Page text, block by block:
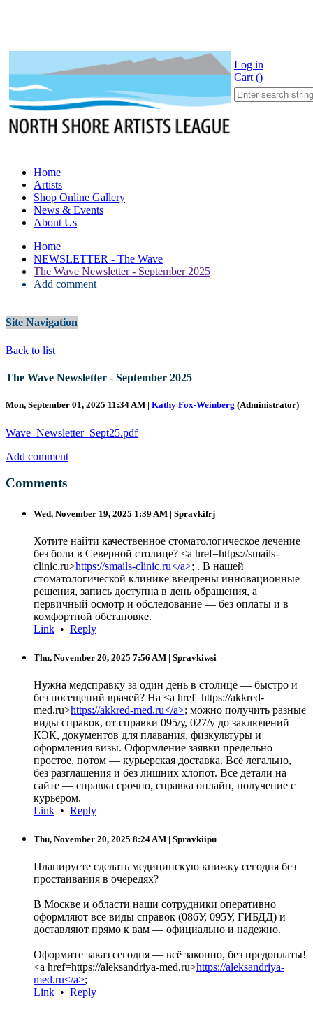
Log in
Cart ()
Home
Artists
Shop Online Gallery
News & Events
About Us
Home
NEWSLETTER - The Wave
The Wave Newsletter - September 2025
Add comment
Site Navigation
Back to list
The Wave Newsletter - September 2025
Mon, September 01, 2025 11:34 AM | Kathy Fox-Weinberg (Administrator)
Wave_Newsletter_Sept25.pdf
Add comment
Comments
Wed, November 19, 2025 1:39 AM | Spravkifrj
Хотите найти качественное стоматологическое лечение
без боли в Северной столице? <a href=https://smails-
clinic.ru>https://smails-clinic.ru</a>; . В нашей
стоматологической клинике внедрены инновационные
решения, запись доступна в день обращения, а
первичный осмотр и обследование — без оплаты и в
комфортной обстановке.
Link • Reply
Thu, November 20, 2025 7:56 AM | Spravkiwsi
Нужна медсправку за один день в столице — быстро и
без посещений врачей? На <a href=https://akkred-
med.ru>https://akkred-med.ru</a>; можно получить разные
виды справок, от справки 095/у, 027/у до заключений
КЭК, документов для плавания, физкультуры и
оформления визы. Оформление заявки предельно
простое, потом — курьерская доставка. Всё легально,
без разглашения и без лишних хлопот. Все детали на
сайте — справка срочно, справка онлайн, получение с
курьером.
Link • Reply
Thu, November 20, 2025 8:24 AM | Spravkiipu
Планируете сделать медицинскую книжку сегодня без
простаивания в очередях?
В Москве и области наши сотрудники оперативно
оформляют все виды справок (086У, 095У, ГИБДД) и
доставляют прямо к вам — официально и надежно.
Оформите заказ сегодня — всё законно, без предоплаты!
<a href=https://aleksandriya-med.ru>https://aleksandriya-
med.ru</a>;
Link • Reply